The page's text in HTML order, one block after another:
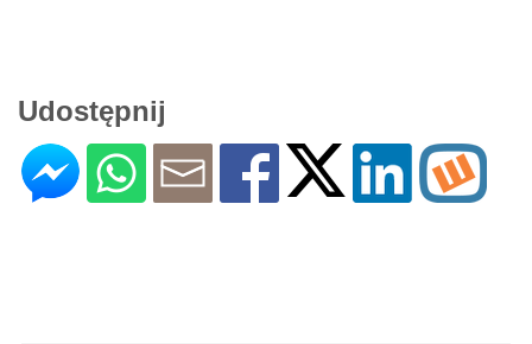
Udostępnij